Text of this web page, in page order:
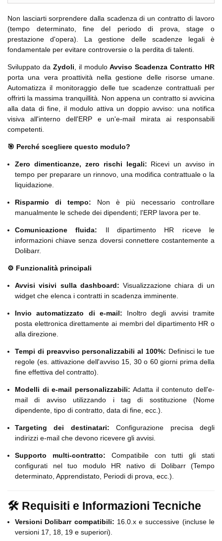
Non lasciarti sorprendere dalla scadenza di un contratto di lavoro
(tempo determinato, fine del periodo di prova, stage o
prestazione d'opera). La gestione delle scadenze legali è
fondamentale per evitare controversie o la perdita di talenti.
Sviluppato da Zydoli, il moduloAvviso Scadenza Contratto HR
porta una vera proattività nella gestione delle risorse umane.
Automatizza il monitoraggio delle tue scadenze contrattuali per
offrirti la massima tranquillità. Non appena un contratto si avvicina
alla data di fine, il modulo attiva un doppio avviso: una notifica
visiva all'interno dell'ERP e un'e-mail mirata ai responsabili
competenti.
🎯 Perché scegliere questo modulo?
Zero dimenticanze, zero rischi legali: Ricevi un avviso in
tempo per preparare un rinnovo, una modifica contrattuale o la
liquidazione.
Risparmio di tempo: Non è più necessario controllare
manualmente le schede dei dipendenti; l'ERP lavora per te.
Comunicazione fluida: Il dipartimento HR riceve le
informazioni chiave senza doversi connettere costantemente a
Dolibarr.
⚙️ Funzionalità principali
Avvisi visivi sulla dashboard: Visualizzazione chiara di un
widget che elenca i contratti in scadenza imminente.
Invio automatizzato di e-mail: Inoltro degli avvisi tramite
posta elettronica direttamente ai membri del dipartimento HR o
alla direzione.
Tempi di preavviso personalizzabili al 100%: Definisci le tue
regole (es. attivazione dell'avviso 15, 30 o 60 giorni prima della
fine effettiva del contratto).
Modelli di e-mail personalizzabili: Adatta il contenuto dell'e-
mail di avviso utilizzando i tag di sostituzione (Nome
dipendente, tipo di contratto, data di fine, ecc.).
Targeting dei destinatari: Configurazione precisa degli
indirizzi e-mail che devono ricevere gli avvisi.
Supporto multi-contratto: Compatibile con tutti gli stati
configurati nel tuo modulo HR nativo di Dolibarr (Tempo
determinato, Apprendistato, Periodi di prova, ecc.).
🛠 Requisiti e Informazioni Tecniche
Versioni Dolibarr compatibili: 16.0.x e successive (incluse le
versioni 17, 18, 19 e superiori).